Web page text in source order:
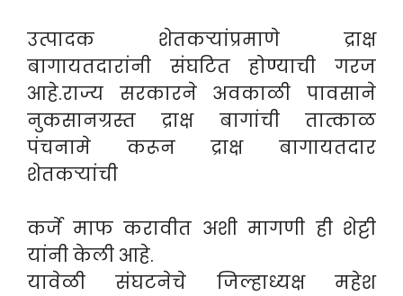
उत्पादक शेतकऱ्यांप्रमाणे द्राक्ष
बागायतदारांनी संघटित होण्याची गरज
आहे.राज्य सरकारने अवकाळी पावसाने
नुकसानग्रस्त द्राक्ष बागांची तात्काळ
पंचनामे करून द्राक्ष बागायतदार
शेतकऱ्यांची
कर्जे माफ करावीत अशी मागणी ही शेट्टी
यांनी केली आहे.
यावेळी संघटनेचे जिल्हाध्यक्ष महेश